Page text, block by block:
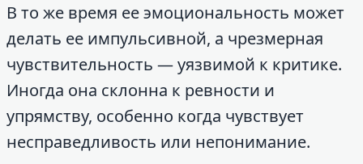
В то же время ее эмоциональность может
делать ее импульсивной, а чрезмерная
чувствительность — уязвимой к критике.
Иногда она склонна к ревности и
упрямству, особенно когда чувствует
несправедливость или непонимание.